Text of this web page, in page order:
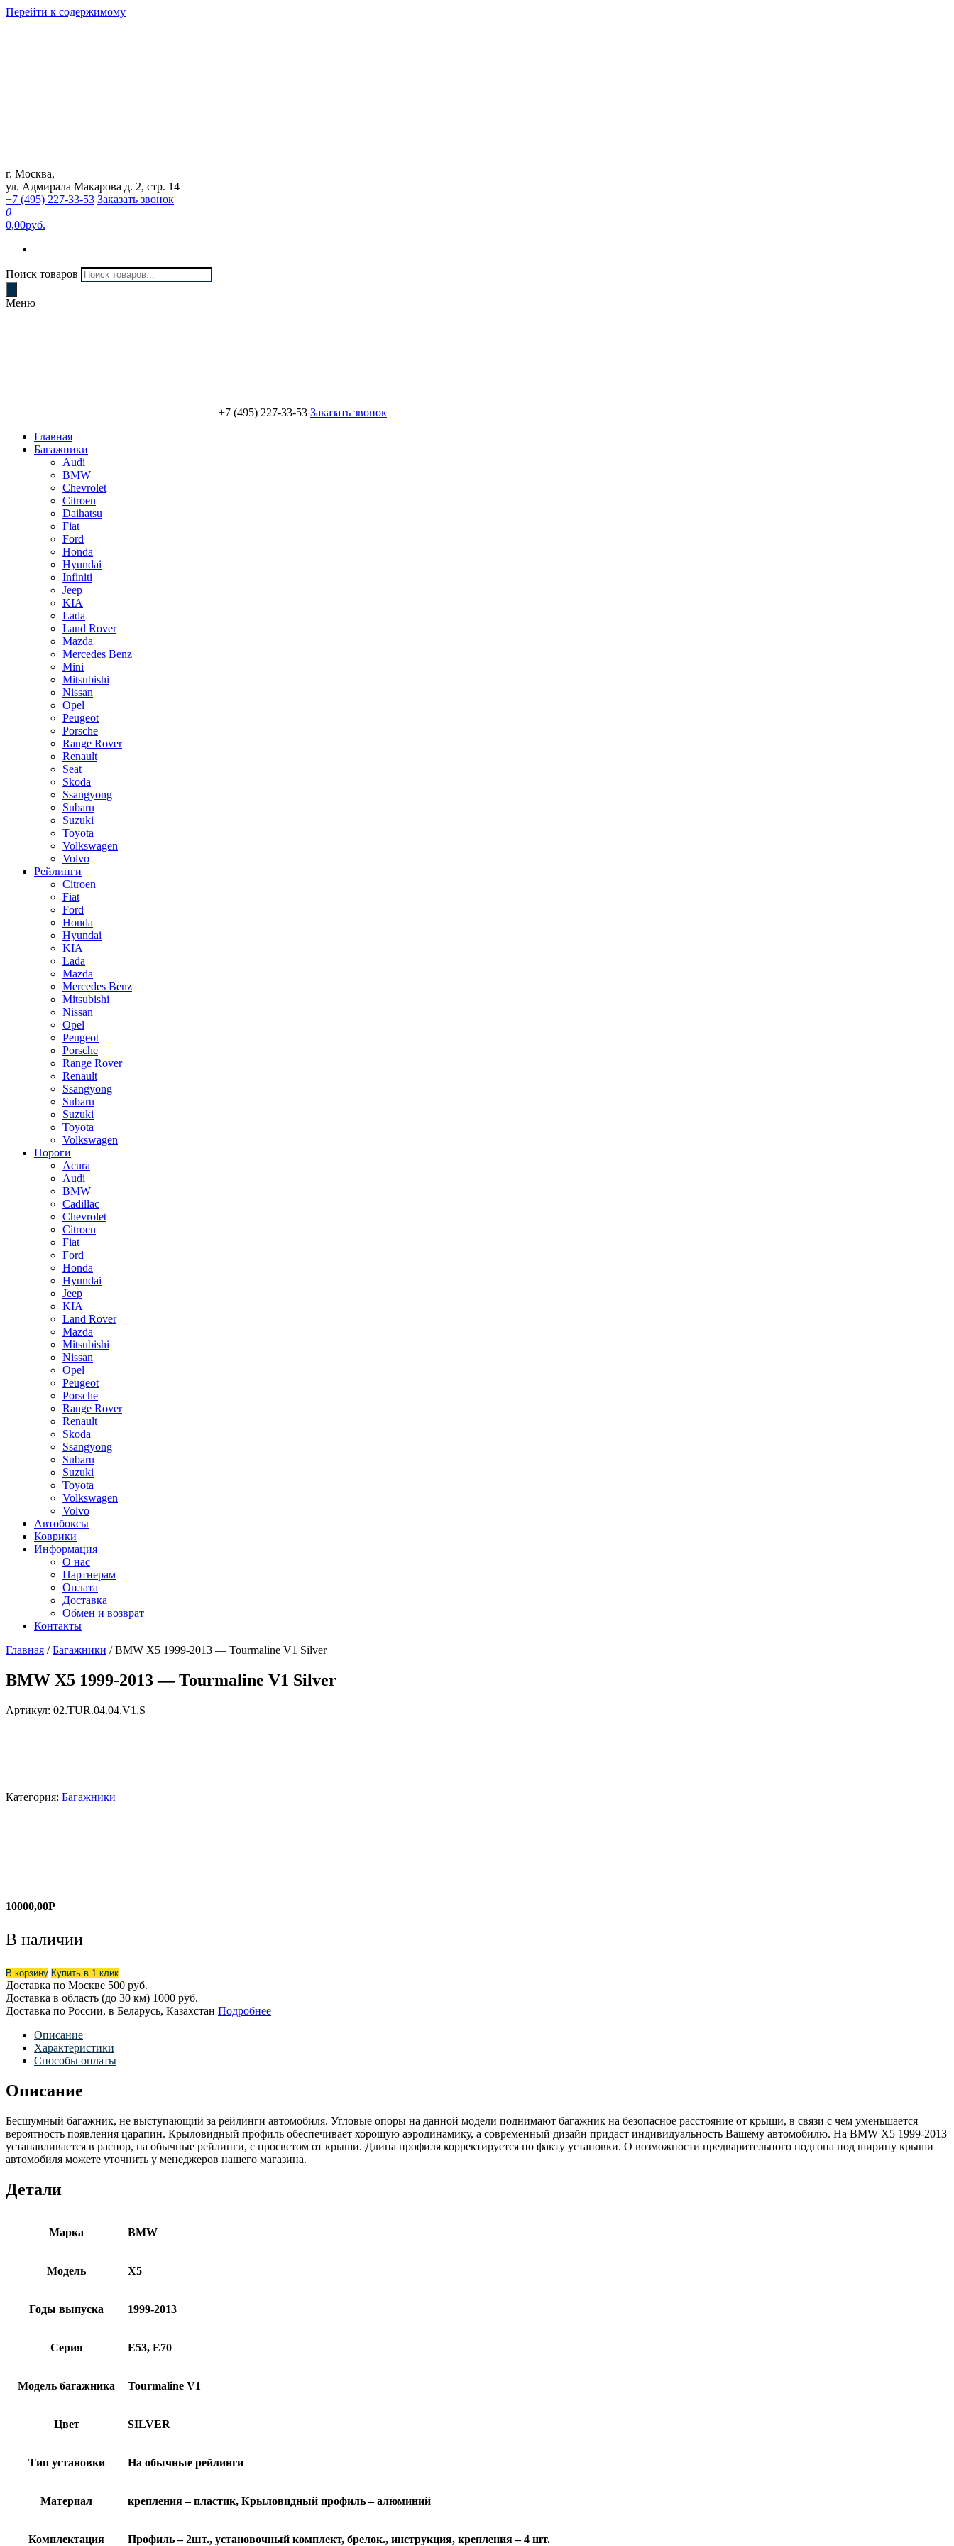
Перейти к содержимому
Интернет магазин "Can Auto"
г. Москва,
ул. Адмирала Макарова д. 2, стр. 14
+7 (495) 227-33-53 Заказать звонок
0
0,00руб.
Поиск товаров
Меню
+7 (495) 227-33-53 Заказать звонок
Главная
Багажники
Audi
BMW
Chevrolet
Citroen
Daihatsu
Fiat
Ford
Honda
Hyundai
Infiniti
Jeep
KIA
Lada
Land Rover
Mazda
Mercedes Benz
Mini
Mitsubishi
Nissan
Opel
Peugeot
Porsche
Range Rover
Renault
Seat
Skoda
Ssangyong
Subaru
Suzuki
Toyota
Volkswagen
Volvo
Рейлинги
Citroen
Fiat
Ford
Honda
Hyundai
KIA
Lada
Mazda
Mercedes Benz
Mitsubishi
Nissan
Opel
Peugeot
Porsche
Range Rover
Renault
Ssangyong
Subaru
Suzuki
Toyota
Volkswagen
Пороги
Acura
Audi
BMW
Cadillac
Chevrolet
Citroen
Fiat
Ford
Honda
Hyundai
Jeep
KIA
Land Rover
Mazda
Mitsubishi
Nissan
Opel
Peugeot
Porsche
Range Rover
Renault
Skoda
Ssangyong
Subaru
Suzuki
Toyota
Volkswagen
Volvo
Автобоксы
Коврики
Информация
О нас
Партнерам
Оплата
Доставка
Обмен и возврат
Контакты
Главная /Багажники / BMW X5 1999-2013 — Tourmaline V1 Silver
BMW X5 1999-2013 — Tourmaline V1 Silver
Артикул: 02.TUR.04.04.V1.S
Категория: Багажники
10000,00Р
В наличии
В корзину Купить в 1 клик
Доставка по Москве 500 руб.
Доставка в область (до 30 км) 1000 руб.
Доставка по России, в Беларусь, Казахстан Подробнее
Описание
Характеристики
Способы оплаты
Описание
Бесшумный багажник, не выступающий за рейлинги автомобиля. Угловые опоры на данной модели поднимают багажник на безопасное расстояние от крыши, в связи с чем уменьшается
вероятность появления царапин. Крыловидный профиль обеспечивает хорошую аэродинамику, а современный дизайн придаст индивидуальность Вашему автомобилю. На BMW X5 1999-2013
устанавливается в распор, на обычные рейлинги, с просветом от крыши. Длина профиля корректируется по факту установки. О возможности предварительного подгона под ширину крыши
автомобиля можете уточнить у менеджеров нашего магазина.
Детали
Марка BMW
Модель X5
Годы выпуска 1999-2013
Серия E53, E70
Модель багажника Tourmaline V1
Цвет SILVER
Тип установки На обычные рейлинги
Материал крепления – пластик, Крыловидный профиль – алюминий
Комплектация Профиль – 2шт., установочный комплект, брелок., инструкция, крепления – 4 шт.